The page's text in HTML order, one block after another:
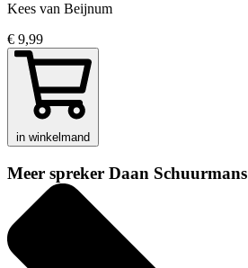
Kees van Beijnum
€ 9,99
in winkelmand
Meer spreker Daan Schuurmans